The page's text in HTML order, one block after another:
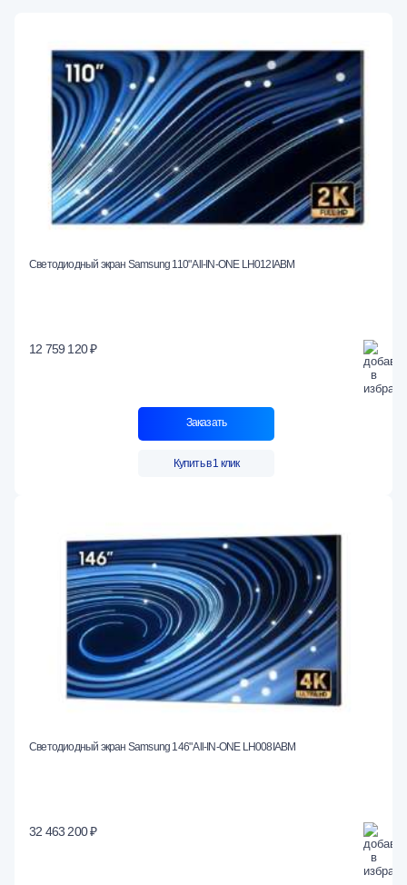
Светодиодный экран Samsung 110" All-IN-ONE LH012IABM
12 759 120 ₽
Заказать
Купить в 1 клик
Светодиодный экран Samsung 146" All-IN-ONE LH008IABM
32 463 200 ₽